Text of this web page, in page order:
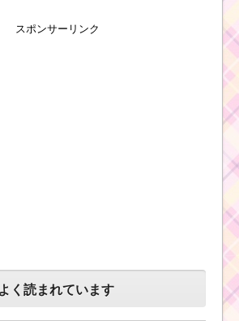
スポンサーリンク
く読まれています